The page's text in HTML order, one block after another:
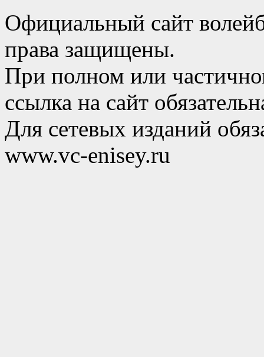
Официальный сайт
права защищены.
При полном или
ссылка на сайт
Для сетевых изданий
www.vc-enisey.ru